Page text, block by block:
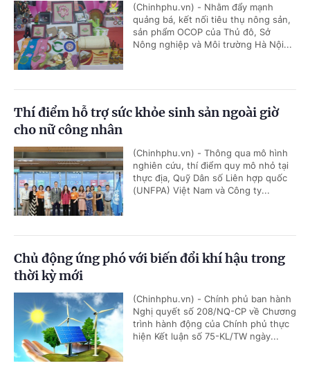
(Chinhphu.vn) - Nhằm đẩy mạnh
quảng bá, kết nối tiêu thụ nông sản,
sản phẩm OCOP của Thủ đô, Sở
Nông nghiệp và Môi trường Hà Nội...
Thí điểm hỗ trợ sức khỏe sinh sản ngoài giờ
cho nữ công nhân
(Chinhphu.vn) - Thông qua mô hình
nghiên cứu, thí điểm quy mô nhỏ tại
thực địa, Quỹ Dân số Liên hợp quốc
(UNFPA) Việt Nam và Công ty...
Chủ động ứng phó với biến đổi khí hậu trong
thời kỳ mới
(Chinhphu.vn) - Chính phủ ban hành
Nghị quyết số 208/NQ-CP về Chương
trình hành động của Chính phủ thực
hiện Kết luận số 75-KL/TW ngày...